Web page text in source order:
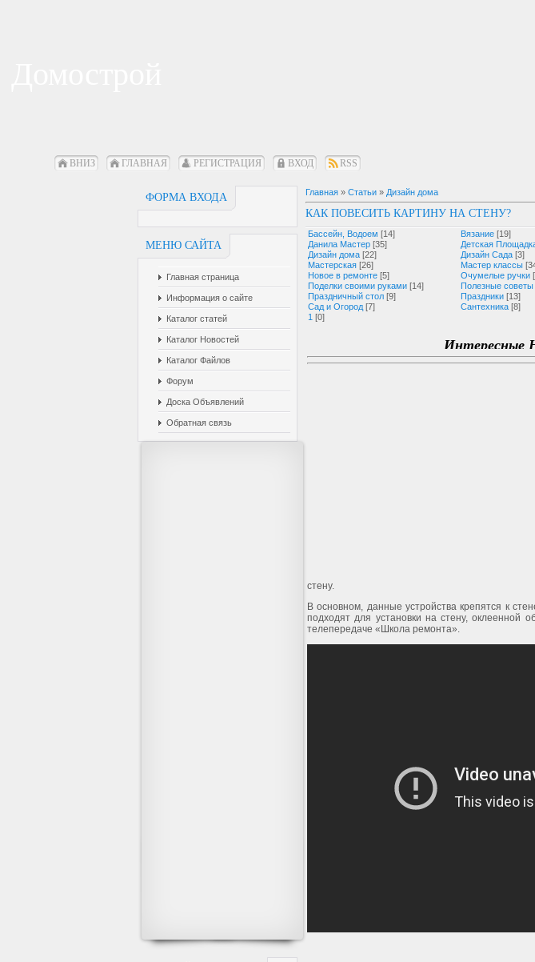
ВНИЗ ГЛАВНАЯ РЕГИСТРАЦИЯ ВХОД RSS
ФОРМА ВХОДА
МЕНЮ САЙТА
Главная страница
Информация о сайте
Каталог статей
Каталог Новостей
Каталог Файлов
Форум
Доска Объявлений
Обратная связь
Главная » Статьи » Дизайн дома
КАК ПОВЕСИТЬ КАРТИНУ НА СТЕНУ?
Бассейн, Водоем [14] Вязание [19]
Данила Мастер [35] Детская
Дизайн дома [22] Дизайн Сада [3]
Мастерская [26] Мастер классы
Новое в ремонте [5] Очумелые ручки
Поделки своими руками [14] Полезные советы
Праздничный стол [9] Праздники [13]
Сад и Огород [7] Сантехника [8]
1 [0]
Интересные
стену.
В основном, данные устройства крепятся к
подходят для установки на стену, оклеенной
телепередаче «Школа ремонта».